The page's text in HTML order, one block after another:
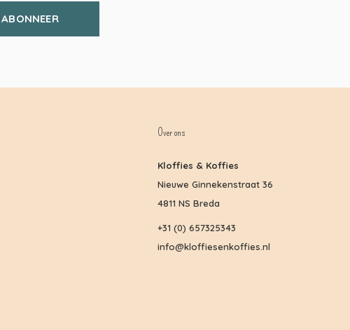
ABONNEER
Over ons
Kloffies & Koffies
Nieuwe Ginnekenstraat 36
4811 NS Breda
+31 (0) 657325343
info@kloffiesenkoffies.nl